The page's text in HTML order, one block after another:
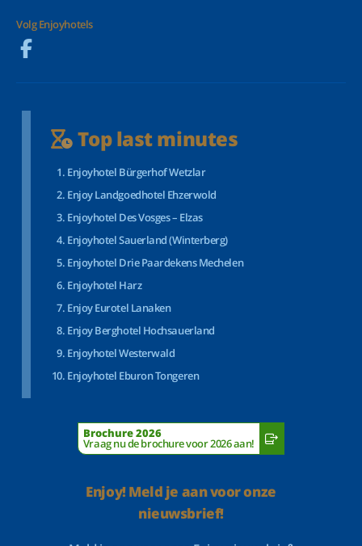
Volg Enjoyhotels
Top last minutes
Enjoyhotel Bürgerhof Wetzlar
Enjoy Landgoedhotel Ehzerwold
Enjoyhotel Des Vosges – Elzas
Enjoyhotel Sauerland (Winterberg)
Enjoyhotel Drie Paardekens Mechelen
Enjoyhotel Harz
Enjoy Eurotel Lanaken
Enjoy Berghotel Hochsauerland
Enjoyhotel Westerwald
Enjoyhotel Eburon Tongeren
Brochure 2026
Vraag nu de brochure voor 2026 aan!
Enjoy! Meld je aan voor onze
nieuwsbrief!